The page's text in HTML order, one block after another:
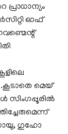
ഓഫ്
.കൂടാതെ മെയ്‌
സിംഗപ്പൂരില്‍
ഗുഹോ